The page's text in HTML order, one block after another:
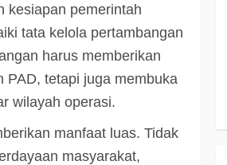
kesiapan pemerintah
tata kelola pertambangan
harus memberikan
PAD, tetapi juga membuka
wilayah operasi.
manfaat luas. Tidak
masyarakat,
Katingan dan Balai TN
Perkuat Sinergi Jaga
Konservasi dan Gambut
12 MEI 2026